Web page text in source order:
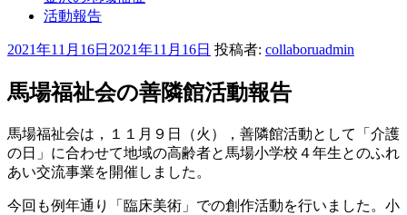
活動報告
投
日:
2021年11月16日 2021年11月16日 投稿者: collaboruadmin
馬場福祉会の善隣館活動報告
馬場福祉会は，１１月９日（火），善隣館活動として「介護
の日」に合わせて地域の高齢者と馬場小学校４年生とのふれ
あい交流事業を開催しました。
今回も例年通り「臨床美術」での創作活動を行いました。小